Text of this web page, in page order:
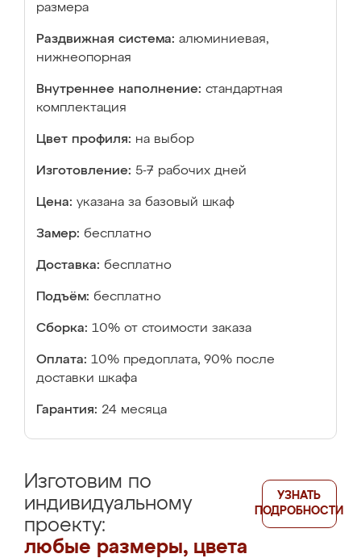
размера
Раздвижная система: алюминиевая,
нижнеопорная
Внутреннее наполнение: стандартная
комплектация
Цвет профиля: на выбор
Изготовление: 5-7 рабочих дней
Цена: указана за базовый шкаф
Замер: бесплатно
Доставка: бесплатно
Подъём: бесплатно
Сборка: 10% от стоимости заказа
Оплата: 10% предоплата, 90% после
доставки шкафа
Гарантия: 24 месяца
Изготовим по
индивидуальному
проекту:
любые размеры, цвета
УЗНАТЬ
ПОДРОБНОСТИ